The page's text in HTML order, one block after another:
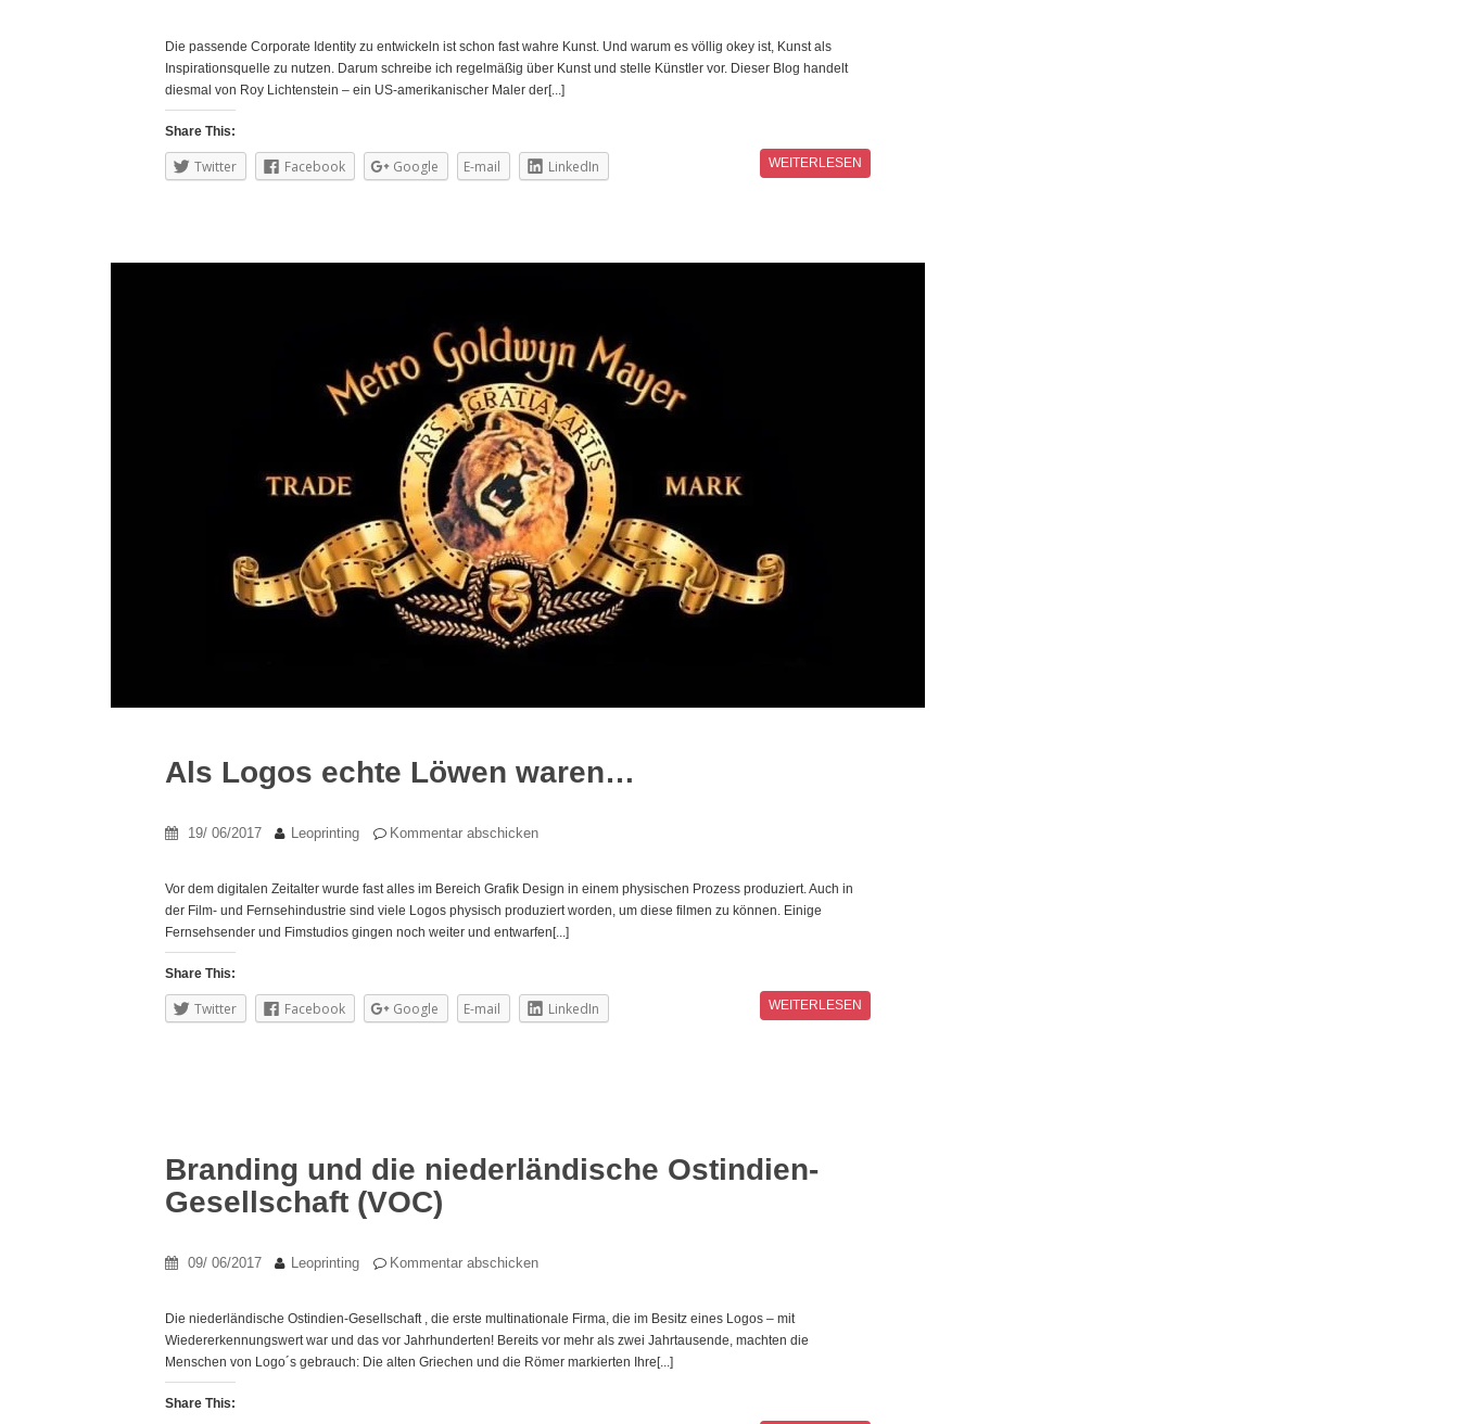
Die passende Corporate Identity zu entwickeln ist schon fast wahre Kunst. Und warum es völlig okey ist, Kunst als
Inspirationsquelle zu nutzen. Darum schreibe ich regelmäßig über Kunst und stelle Künstler vor. Dieser Blog handelt
diesmal von Roy Lichtenstein – ein US-amerikanischer Maler der[...]
Share This:
Twitter Facebook Google E-mail LinkedIn WEITERLESEN
Als Logos echte Löwen waren…
19/ 06/2017 Leoprinting Kommentar abschicken
Vor dem digitalen Zeitalter wurde fast alles im Bereich Grafik Design in einem physischen Prozess produziert. Auch in
der Film- und Fernsehindustrie sind viele Logos physisch produziert worden, um diese filmen zu können. Einige
Fernsehsender und Fimstudios gingen noch weiter und entwarfen[...]
Share This:
Twitter Facebook Google E-mail LinkedIn WEITERLESEN
Branding und die niederländische Ostindien-
Gesellschaft (VOC)
09/ 06/2017 Leoprinting Kommentar abschicken
Die niederländische Ostindien-Gesellschaft , die erste multinationale Firma, die im Besitz eines Logos – mit
Wiedererkennungswert war und das vor Jahrhunderten! Bereits vor mehr als zwei Jahrtausende, machten die
Menschen von Logo´s gebrauch: Die alten Griechen und die Römer markierten Ihre[...]
Share This: